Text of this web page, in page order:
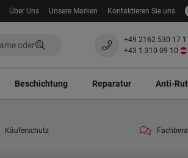
Über Uns Unsere Marken Kontaktieren Sie uns
+49 2162 530 17
+43 1 310 09 10
Beschichtung Reparatur Anti-
Käuferschutz